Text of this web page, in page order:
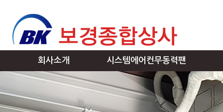
회사소개 시스템에어컨무동력팬